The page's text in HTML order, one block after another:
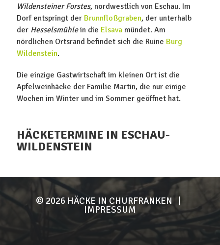
Wildensteiner Forstes, nordwestlich von Eschau. Im
Dorf entspringt der Brunnfloßgraben, der unterhalb
der Hesselsmühlein die Elsavamündet. Am
nördlichen Ortsrand befindet sich die Ruine Burg
Wildenstein.
Die einzige Gastwirtschaft im kleinen Ort ist die
Apfelweinhäcke der Familie Martin, die nur einige
Wochen im Winter und im Sommer geöffnet hat.
HÄCKETERMINE IN ESCHAU-
WILDENSTEIN
© 2026 HÄCKE IN CHURFRANKEN |
IMPRESSUM